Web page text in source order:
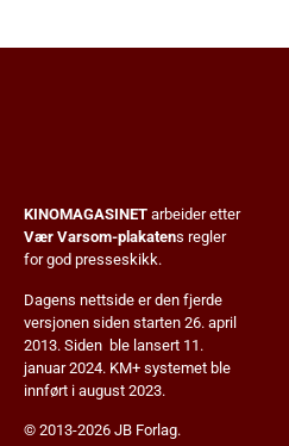
KINOMAGASINET arbeider etter
Vær Varsom-plakatens regler
for god presseskikk.
Dagens nettside er den fjerde
versjonen siden starten 26. april
2013. Siden ble lansert 11.
januar 2024. KM+ systemet ble
innført i august 2023.
© 2013-2026 JB Forlag.